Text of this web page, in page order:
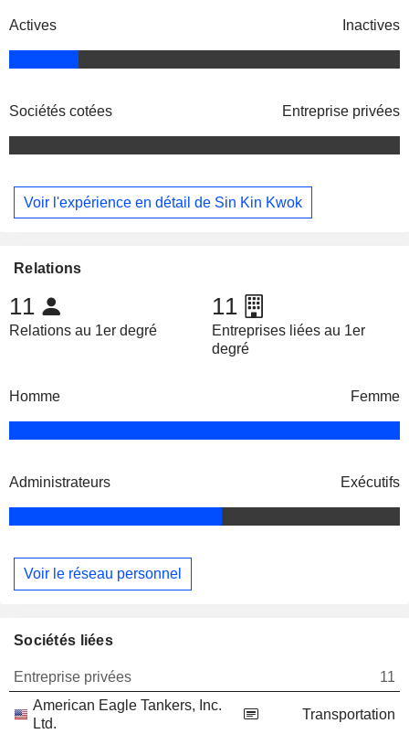
Actives Inactives
Sociétés cotées Entreprise privées
Voir l'expérience en détail de Sin Kin Kwok
Relations
11
Relations au 1er degré
11
Entreprises liées au 1er
degré
Homme Femme
Administrateurs Exécutifs
Voir le réseau personnel
Sociétés liées
Entreprise privées
11
American Eagle Tankers, Inc.
Ltd.
Transportation